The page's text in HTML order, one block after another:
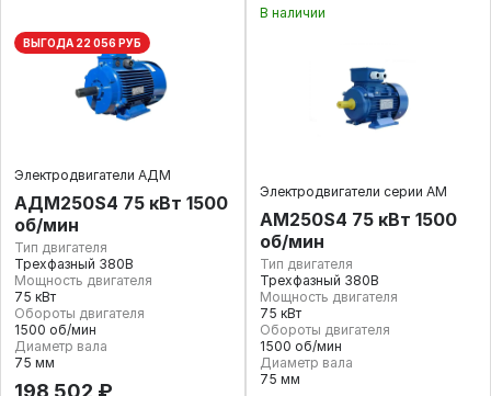
ВЫГОДА 22 056 РУБ
Электродвигатели АДМ
АДМ250S4 75 кВт 1500
об/мин
Тип двигателя
Трехфазный 380В
Мощность двигателя
75 кВт
Обороты двигателя
1500 об/мин
Диаметр вала
75 мм
198 502 ₽
В наличии
Электродвигатели серии АМ
АМ250S4 75 кВт 1500
об/мин
Тип двигателя
Трехфазный 380В
Мощность двигателя
75 кВт
Обороты двигателя
1500 об/мин
Диаметр вала
75 мм